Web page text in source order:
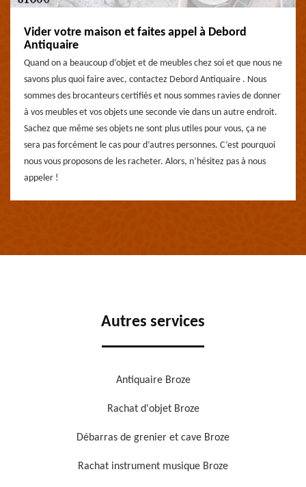
Vider votre maison et faites appel à Debord
Antiquaire
Quand on a beaucoup d’objet et de meubles chez soi et que nous ne
savons plus quoi faire avec, contactez Debord Antiquaire . Nous
sommes des brocanteurs certifiés et nous sommes ravies de donner
à vos meubles et vos objets une seconde vie dans un autre endroit.
Sachez que même ses objets ne sont plus utiles pour vous, ça ne
sera pas forcément le cas pour d’autres personnes. C’est pourquoi
nous vous proposons de les racheter. Alors, n’hésitez pas à nous
appeler !
Autres services
Antiquaire Broze
Rachat d'objet Broze
Débarras de grenier et cave Broze
Rachat instrument musique Broze